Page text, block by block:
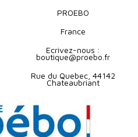
PROEBO
France
Ecrivez-nous :
boutique@proebo.fr
Rue du Quebec, 44142
Chateaubriant